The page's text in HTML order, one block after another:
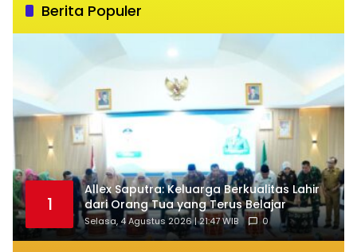
Berita Populer
1
Allex Saputra: Keluarga Berkualitas Lahir
dari Orang Tua yang Terus Belajar
Selasa, 4 Agustus 2026 | 21:47 WIB 0